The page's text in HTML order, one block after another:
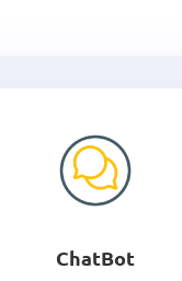
ChatBot